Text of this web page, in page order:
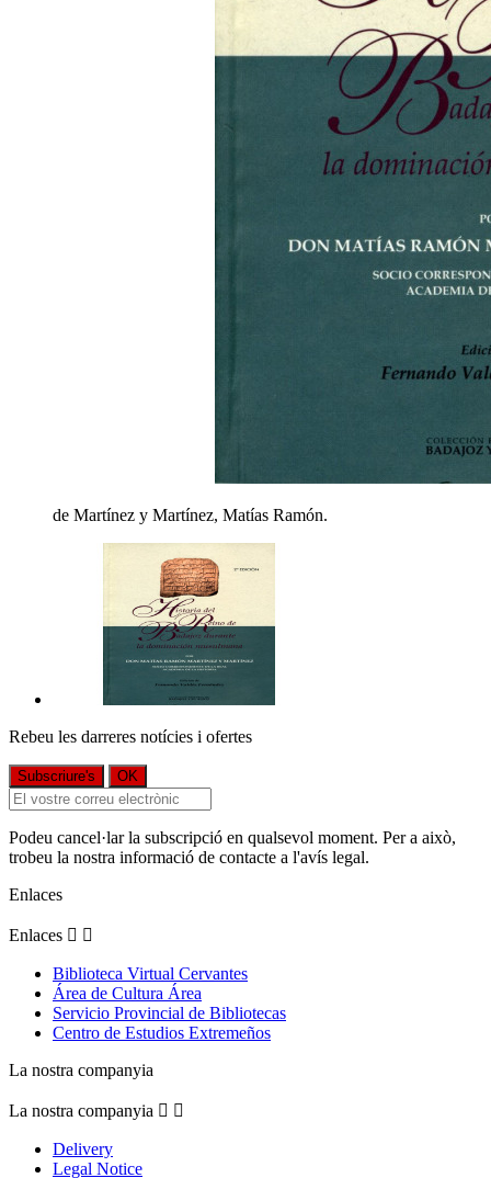
de Martínez y Martínez, Matías Ramón.
Rebeu les darreres notícies i ofertes
Podeu cancel·lar la subscripció en qualsevol moment. Per a això,
trobeu la nostra informació de contacte a l'avís legal.
Enlaces
Enlaces  
Biblioteca Virtual Cervantes
Área de Cultura Área
Servicio Provincial de Bibliotecas
Centro de Estudios Extremeños
La nostra companyia
La nostra companyia  
Delivery
Legal Notice